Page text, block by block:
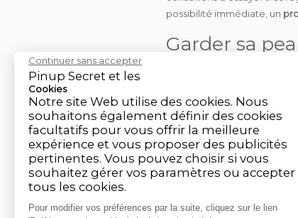
Continuer sans accepter
Pinup Secret et les
Cookies
Notre site Web utilise des cookies. Nous
souhaitons également définir des cookies
facultatifs pour vous offrir la meilleure
expérience et vous proposer des publicités
pertinentes. Vous pouvez choisir si vous
souhaitez gérer vos paramètres ou accepter
tous les cookies.
Pour modifier vos préférences par la suite, cliquez sur le lien
possibilité immédiate, un
Garder sa
canicule :
Comme souvent dans le
chaud, surtout à un niveau
Mais nous sommes là pour
maintenant !